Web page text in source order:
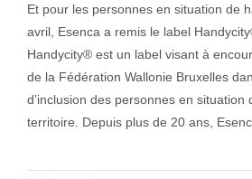
Et pour les personnes en situation de
avril, Esenca a remis le label
Handycity® est un label visant à
de la Fédération Wallonie Bruxelles
d’inclusion des personnes en situation
territoire. Depuis plus de 20 ans,